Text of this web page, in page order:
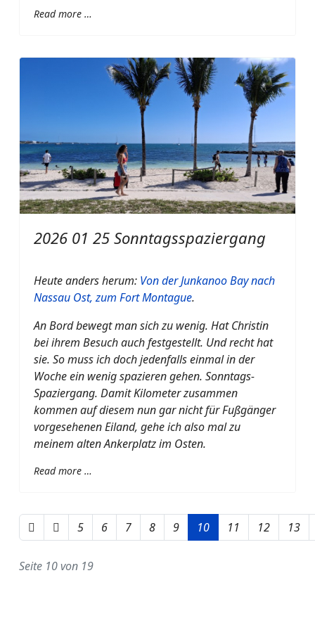
Read more …
2026 01 25 Sonntagsspaziergang
Heute anders herum: Von der Junkanoo Bay nach
Nassau Ost, zum Fort Montague.
An Bord bewegt man sich zu wenig. Hat Christin
bei ihrem Besuch auch festgestellt. Und recht hat
sie. So muss ich doch jedenfalls einmal in der
Woche ein wenig spazieren gehen. Sonntags-
Spaziergang. Damit Kilometer zusammen
kommen auf diesem nun gar nicht für Fußgänger
vorgesehenen Eiland, gehe ich also mal zu
meinem alten Ankerplatz im Osten.
Read more …
5 6 7 8 9 10 11 12 13
Seite 10 von 19